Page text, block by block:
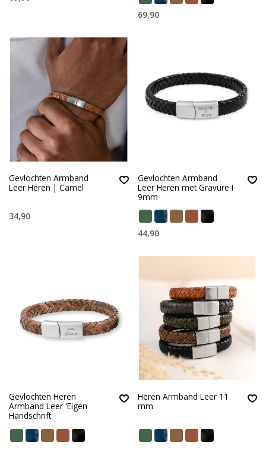
69,90
Gevlochten Armband
Leer Heren | Camel
34,90
Gevlochten Armband
Leer Heren met Gravure I
9mm
44,90
Gevlochten Heren
Armband Leer 'Eigen
Handschrift'
Heren Armband Leer 11
mm